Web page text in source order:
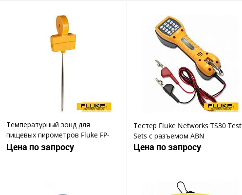
Температурный зонд для
пищевых пирометров Fluke FP-
PROBE
Цена по запросу
Тестер Fluke Networks TS30 Test
Sets с разъемом ABN
Цена по запросу
Запросить цену